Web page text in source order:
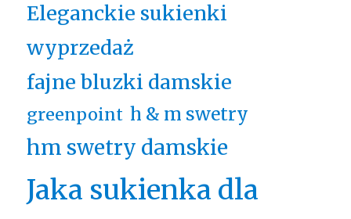
Eleganckie sukienki
wyprzedaż
fajne bluzki damskie
greenpoint h & m swetry
hm swetry damskie
Jaka sukienka dla